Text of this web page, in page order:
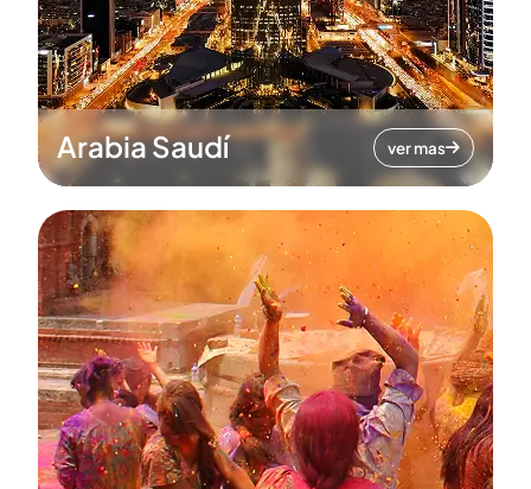
Arabia Saudí ver mas